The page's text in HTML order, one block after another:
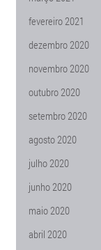
fevereiro 2021
dezembro 2020
novembro 2020
outubro 2020
setembro 2020
agosto 2020
julho 2020
junho 2020
maio 2020
abril 2020